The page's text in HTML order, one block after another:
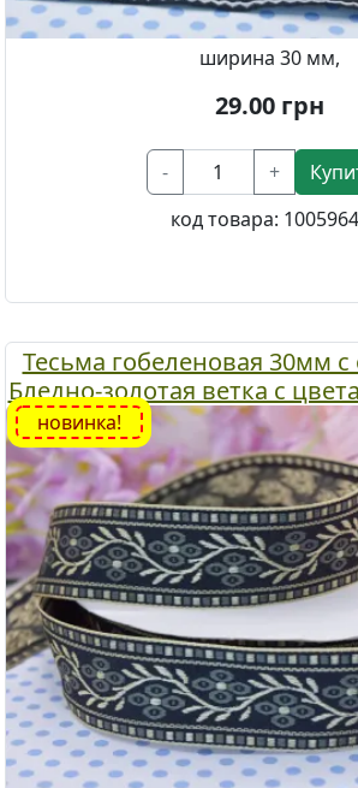
ширина 30 мм,
29.00грн
- +
код товара: 1005964
Тесьма гобеленовая 30мм
Бледно-золотая ветка с
1 м.
новинка!